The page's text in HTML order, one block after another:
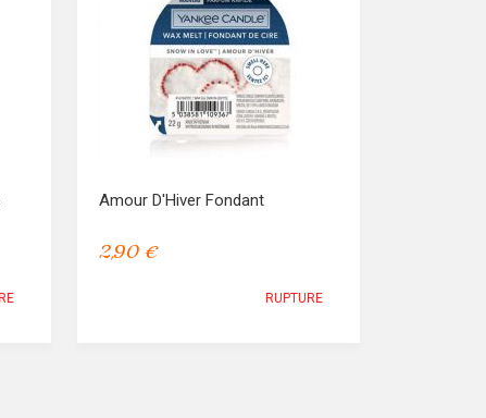
Amour D'Hiver Fondant
2,90 €
RUPTURE